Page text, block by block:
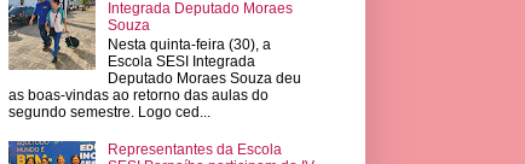
Integrada Deputado Moraes
Souza
Nesta quinta-feira (30), a
Escola SESI Integrada
Deputado Moraes Souza deu
as boas-vindas ao retorno das aulas do
segundo semestre. Logo ced...
Representantes da Escola